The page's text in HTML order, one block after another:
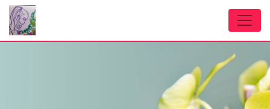
Panneau de gestion des cookies